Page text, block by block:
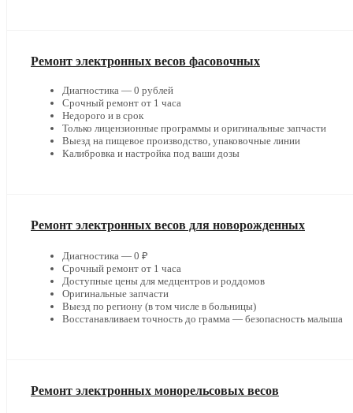
Ремонт электронных весов фасовочных
Диагностика — 0 рублей
Срочный ремонт от 1 часа
Недорого и в срок
Только лицензионные программы и оригинальные запчасти
Выезд на пищевое производство, упаковочные линии
Калибровка и настройка под ваши дозы
Ремонт электронных весов для новорожденных
Диагностика — 0 ₽
Срочный ремонт от 1 часа
Доступные цены для медцентров и роддомов
Оригинальные запчасти
Выезд по региону (в том числе в больницы)
Восстанавливаем точность до грамма — безопасность малыша
Ремонт электронных монорельсовых весов